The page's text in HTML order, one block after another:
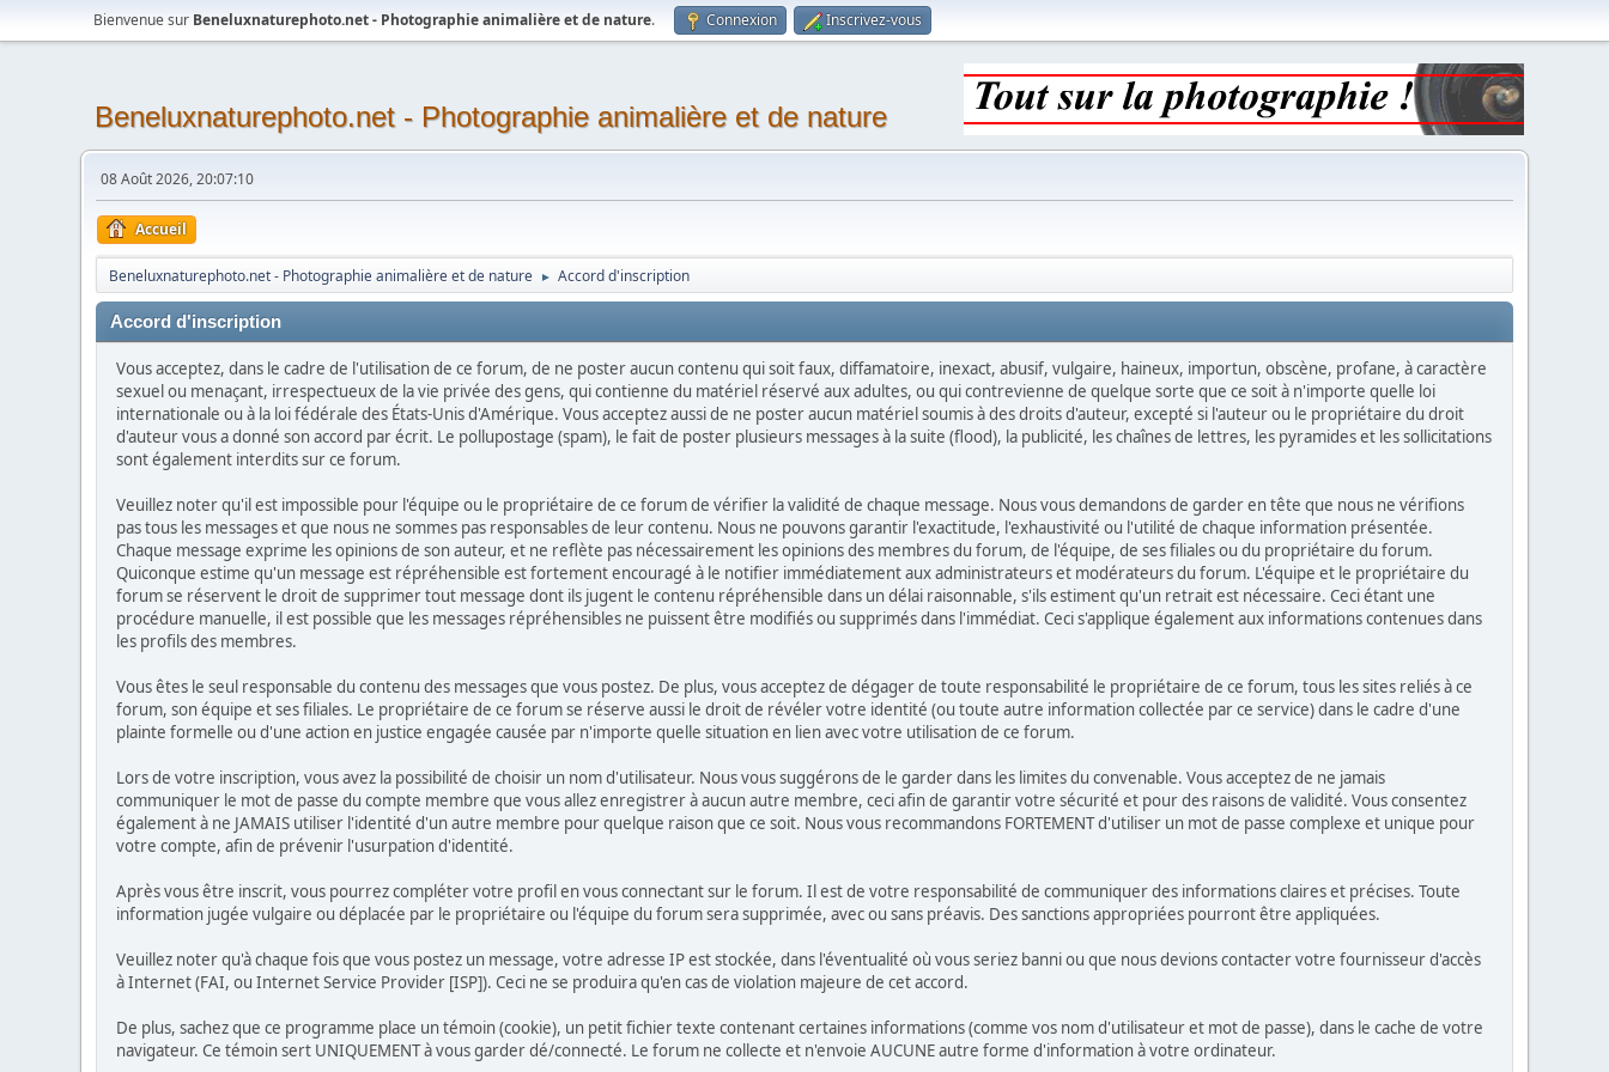
Bienvenue sur Beneluxnaturephoto.net - Photographie animalière et de nature. Connexion Inscrivez-vous
Beneluxnaturephoto.net - Photographie animalière et de nature
08 Août 2026, 20:07:10
Accueil
Beneluxnaturephoto.net - Photographie animalière et de nature ► Accord d'inscription
Accord d'inscription
Vous acceptez, dans le cadre de l'utilisation de ce forum, de ne poster aucun contenu qui soit faux, diffamatoire, inexact, abusif, vulgaire, haineux, importun, obscène, profane, à caractère
sexuel ou menaçant, irrespectueux de la vie privée des gens, qui contienne du matériel réservé aux adultes, ou qui contrevienne de quelque sorte que ce soit à n'importe quelle loi
internationale ou à la loi fédérale des États-Unis d'Amérique. Vous acceptez aussi de ne poster aucun matériel soumis à des droits d'auteur, excepté si l'auteur ou le propriétaire du droit
d'auteur vous a donné son accord par écrit. Le pollupostage (spam), le fait de poster plusieurs messages à la suite (flood), la publicité, les chaînes de lettres, les pyramides et les sollicitations
sont également interdits sur ce forum.
Veuillez noter qu'il est impossible pour l'équipe ou le propriétaire de ce forum de vérifier la validité de chaque message. Nous vous demandons de garder en tête que nous ne vérifions
pas tous les messages et que nous ne sommes pas responsables de leur contenu. Nous ne pouvons garantir l'exactitude, l'exhaustivité ou l'utilité de chaque information présentée.
Chaque message exprime les opinions de son auteur, et ne reflète pas nécessairement les opinions des membres du forum, de l'équipe, de ses filiales ou du propriétaire du forum.
Quiconque estime qu'un message est répréhensible est fortement encouragé à le notifier immédiatement aux administrateurs et modérateurs du forum. L'équipe et le propriétaire du
forum se réservent le droit de supprimer tout message dont ils jugent le contenu répréhensible dans un délai raisonnable, s'ils estiment qu'un retrait est nécessaire. Ceci étant une
procédure manuelle, il est possible que les messages répréhensibles ne puissent être modifiés ou supprimés dans l'immédiat. Ceci s'applique également aux informations contenues dans
les profils des membres.
Vous êtes le seul responsable du contenu des messages que vous postez. De plus, vous acceptez de dégager de toute responsabilité le propriétaire de ce forum, tous les sites reliés à ce
forum, son équipe et ses filiales. Le propriétaire de ce forum se réserve aussi le droit de révéler votre identité (ou toute autre information collectée par ce service) dans le cadre d'une
plainte formelle ou d'une action en justice engagée causée par n'importe quelle situation en lien avec votre utilisation de ce forum.
Lors de votre inscription, vous avez la possibilité de choisir un nom d'utilisateur. Nous vous suggérons de le garder dans les limites du convenable. Vous acceptez de ne jamais
communiquer le mot de passe du compte membre que vous allez enregistrer à aucun autre membre, ceci afin de garantir votre sécurité et pour des raisons de validité. Vous consentez
également à ne JAMAIS utiliser l'identité d'un autre membre pour quelque raison que ce soit. Nous vous recommandons FORTEMENT d'utiliser un mot de passe complexe et unique pour
votre compte, afin de prévenir l'usurpation d'identité.
Après vous être inscrit, vous pourrez compléter votre profil en vous connectant sur le forum. Il est de votre responsabilité de communiquer des informations claires et précises. Toute
information jugée vulgaire ou déplacée par le propriétaire ou l'équipe du forum sera supprimée, avec ou sans préavis. Des sanctions appropriées pourront être appliquées.
Veuillez noter qu'à chaque fois que vous postez un message, votre adresse IP est stockée, dans l'éventualité où vous seriez banni ou que nous devions contacter votre fournisseur d'accès
à Internet (FAI, ou Internet Service Provider [ISP]). Ceci ne se produira qu'en cas de violation majeure de cet accord.
De plus, sachez que ce programme place un témoin (cookie), un petit fichier texte contenant certaines informations (comme vos nom d'utilisateur et mot de passe), dans le cache de votre
navigateur. Ce témoin sert UNIQUEMENT à vous garder dé/connecté. Le forum ne collecte et n'envoie AUCUNE autre forme d'information à votre ordinateur.